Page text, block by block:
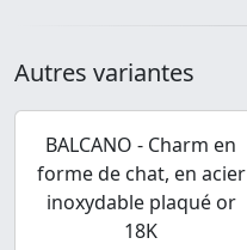
Autres variantes
BALCANO - Charm en
forme de chat, en acier
inoxydable plaqué or
18K